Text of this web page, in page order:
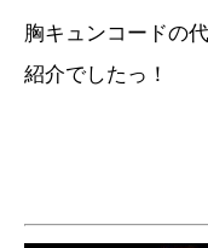
胸キュンコードの
紹介でしたっ！